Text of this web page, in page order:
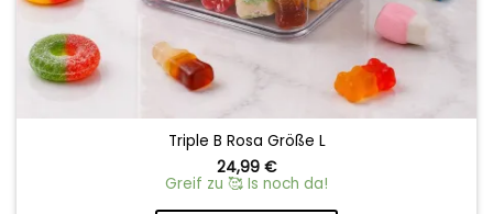
Triple B Rosa Größe L
24,99 €
Greif zu 🥰 Is noch da!